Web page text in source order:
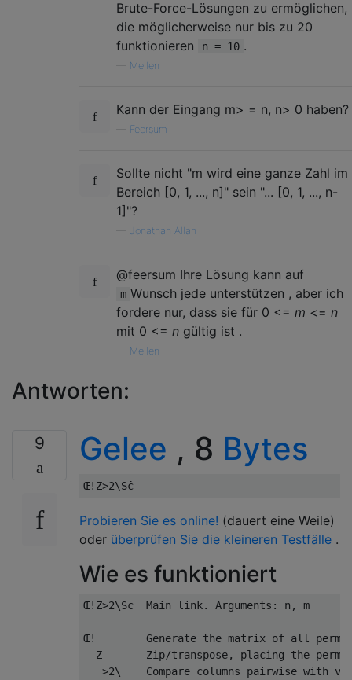
Brute-Force-Lösungen zu ermöglichen,
die möglicherweise nur bis zu 20
funktionieren
n = 10 .
Meilen
Kann der Eingang m> = n, n> 0 haben?
Feersum
Sollte nicht "m wird eine ganze Zahl im
Bereich [0, 1, ..., n]" sein "... [0, 1, ..., n-
1]"?
Jonathan Allan
@feersum Ihre Lösung kann auf
m Wunsch jede unterstützen , aber ich
fordere nur, dass sie für 0 <= m <= n
mit 0 <= n gültig ist .
Meilen
Antworten:
9 Gelee , 8 Bytes
Probieren Sie es online! (dauert eine Weile)
oder überprüfen Sie die kleineren Testfälle .
Wie es funktioniert
Œ!Z>2\Sċ  Main link. Arguments: n, m
Œ!        Generate the matrix of all
Z       Zip/transpose, placing the
>2\    Compare columns pairwise with